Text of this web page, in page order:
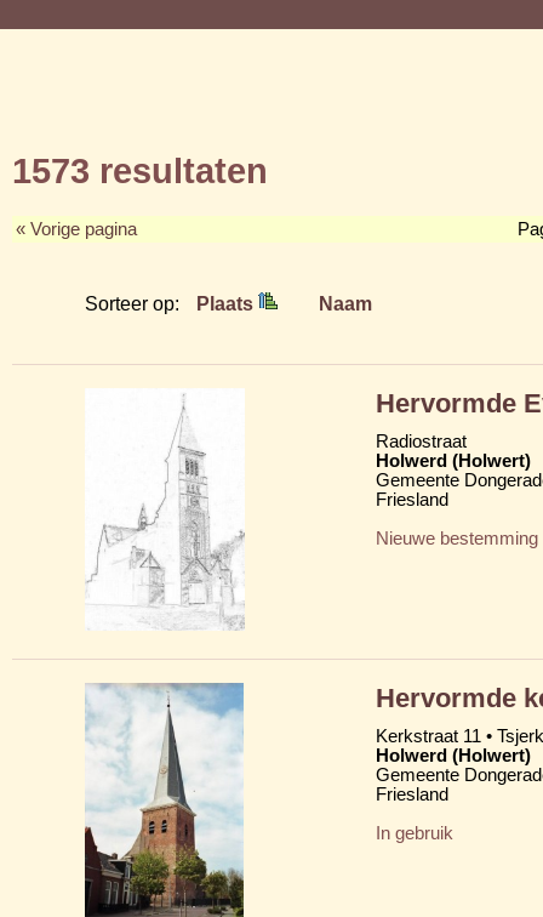
1573 resultaten
« Vorige pagina
Sorteer op: Plaats Naam
Hervormde
Radiostraat
Holwerd (Holwert)
Gemeente
Friesland
Nieuwe bestemming
Hervormde
Kerkstraat 11 •
Holwerd (Holwert)
Gemeente
Friesland
In gebruik